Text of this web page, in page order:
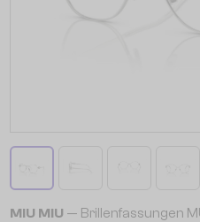
MIU MIU — Brillenfassungen